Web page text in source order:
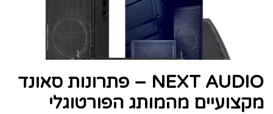
NEXT AUDIO – פתרונות סאונד
מקצועיים מהמותג הפורטוגלי